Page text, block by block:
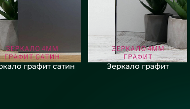
графит сатин Зеркало графит